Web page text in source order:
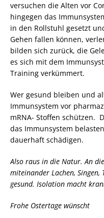
versuchen die Alten vor
hingegen das
in den Rollstuhl gesetzt
Gehen fallen können,
bilden sich zurück, die
es sich mit dem
Training verkümmert.
Wer gesund bleiben und
Immunsystem vor
mRNA- Stoffen schützen.
das Immunsystem
dauerhaft schädigen.
Also raus in die Natur. An
miteinander Lachen, Singen,
gesund. Isolation macht
Frohe Ostertage wünscht